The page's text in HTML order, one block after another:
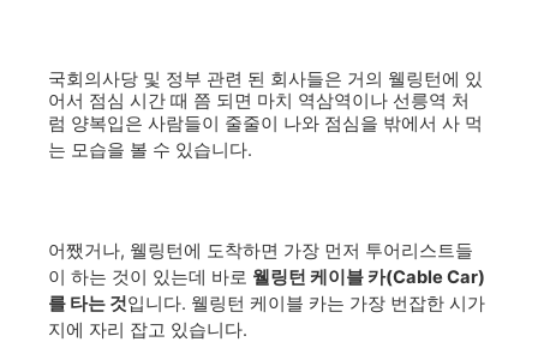
국회의사당 및 정부 관련 된 회사들은 거의 웰링턴에 있
어서 점심 시간 때 쯤 되면 마치 역삼역이나 선릉역 처
럼 양복입은 사람들이 줄줄이 나와 점심을 밖에서 사 먹
는 모습을 볼 수 있습니다.
어쨌거나, 웰링턴에 도착하면 가장 먼저 투어리스트들
이 하는 것이 있는데 바로 웰링턴 케이블 카(Cable Car)
를 타는 것입니다. 웰링턴 케이블 카는 가장 번잡한 시가
지에 자리 잡고 있습니다.